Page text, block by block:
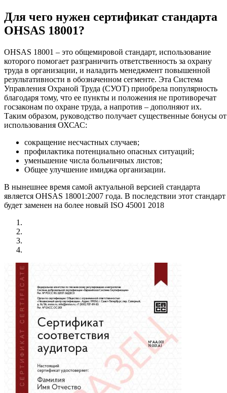
Для чего нужен сертификат стандарта
OHSAS 18001?
OHSAS 18001 – это общемировой стандарт, использование
которого помогает разграничить ответственность за охрану
труда в организации, и наладить менеджмент повышенной
результативности в обозначенном сегменте. Эта Система
Управления Охраной Труда (СУОТ) приобрела популярность
благодаря тому, что ее пункты и положения не противоречат
госзаконам по охране труда, а напротив – дополняют их.
Таким образом, руководство получает существенные бонусы от
использования ОХСАС:
сокращение несчастных случаев;
профилактика потенциально опасных ситуаций;
уменьшение числа больничных листов;
Общее улучшение имиджа организации.
В нынешнее время самой актуальной версией стандарта
является OHSAS 18001:2007 года. В последствии этот стандарт
будет заменен на более новый ISO 45001 2018